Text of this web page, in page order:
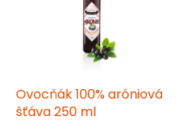
d
u
Ovocňák 100% aróniová
šťáva 250 ml